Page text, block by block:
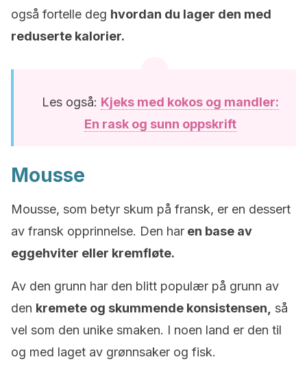
også fortelle deg hvordan du lager den med
reduserte kalorier.
Les også: Kjeks med kokos og mandler:
En rask og sunn oppskrift
Mousse
Mousse, som betyr skum på fransk, er en dessert
av fransk opprinnelse. Den har en base av
eggehviter eller kremfløte.
Av den grunn har den blitt populær på grunn av
den kremete og skummende konsistensen, så
vel som den unike smaken. I noen land er den til
og med laget av grønnsaker og fisk.